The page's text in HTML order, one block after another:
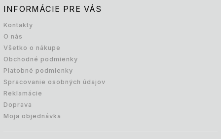
INFORMÁCIE PRE VÁS
Kontakty
O nás
Všetko o nákupe
Obchodné podmienky
Platobné podmienky
Spracovanie osobných údajov
Reklamácie
Doprava
Moja objednávka